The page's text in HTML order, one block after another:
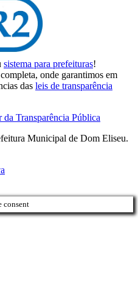
sistema para prefeituras!
completa, onde garantimos em
das leis de transparência
da Transparência Pública
Municipal de Dom Eliseu.
consent